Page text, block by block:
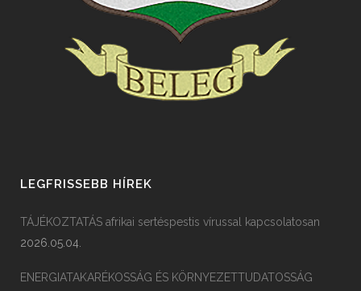
LEGFRISSEBB HÍREK
TÁJÉKOZTATÁS afrikai sertéspestis vírussal kapcsolatosan
2026.05.04.
ENERGIATAKARÉKOSSÁG ÉS KÖRNYEZETTUDATOSSÁG